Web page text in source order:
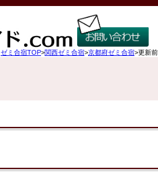
ゼミ合宿TOP>関西ゼミ合宿>京都府ゼミ合宿>更新前